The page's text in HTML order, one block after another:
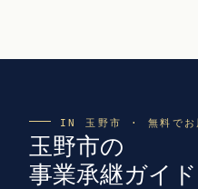
IN 玉野市 · 無料でお
玉野市の
事業承継ガイ